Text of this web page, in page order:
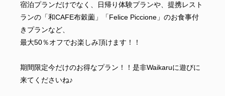
宿泊プランだけでなく、日帰り体験プランや、提携レスト
ランの「和CAFE布穀薗」「Felice Piccione」のお食事付
きプランなど、
最大50％オフでお楽しみ頂けます！！
期間限定今だけのお得なプラン！！是非Waikaruに遊びに
来てくださいね♪